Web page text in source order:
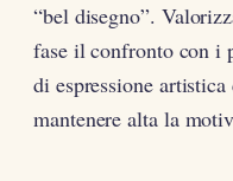
“bel disegno”.
fase il confronto con i
di espressione
mantenere alta la